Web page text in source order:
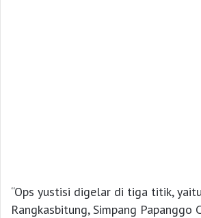
“Ops yustisi digelar di tiga titik,
Rangkasbitung, Simpang Papanggo